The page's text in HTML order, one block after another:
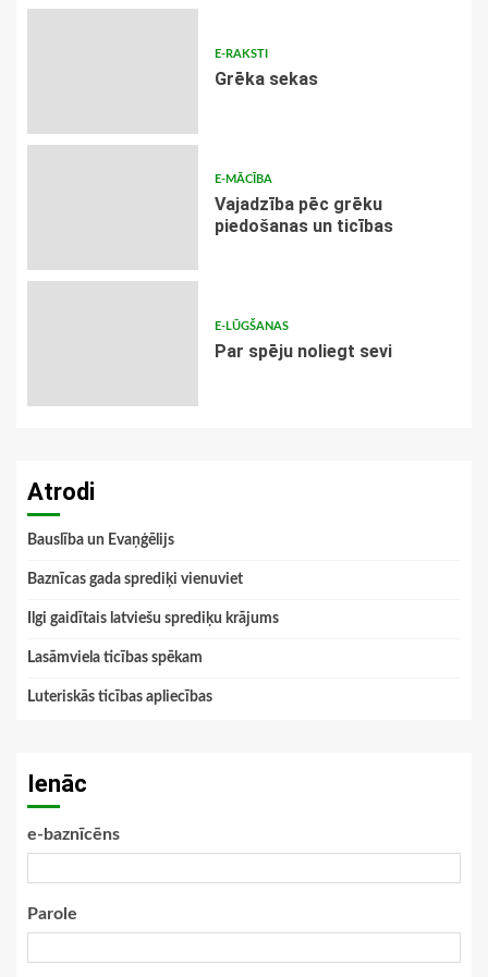
E-RAKSTI
Grēka sekas
E-MĀCĪBA
Vajadzība pēc grēku
piedošanas un ticības
E-LŪGŠANAS
Par spēju noliegt sevi
Atrodi
Bauslība un Evaņģēlijs
Baznīcas gada sprediķi vienuviet
Ilgi gaidītais latviešu sprediķu krājums
Lasāmviela ticības spēkam
Luteriskās ticības apliecības
Ienāc
e-baznīcēns
Parole